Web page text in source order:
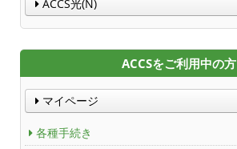
ACCS光(N)
ACCSをご利用中の方
マイページ
各種手続き
つくばもん（地域情報サイト）